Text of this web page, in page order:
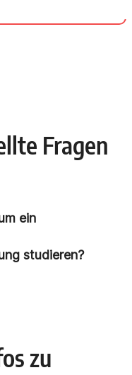
Fragen
ein
studieren?
zu